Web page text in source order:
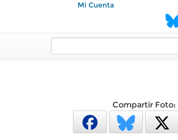
Mi Cuenta
Compartir Foto: